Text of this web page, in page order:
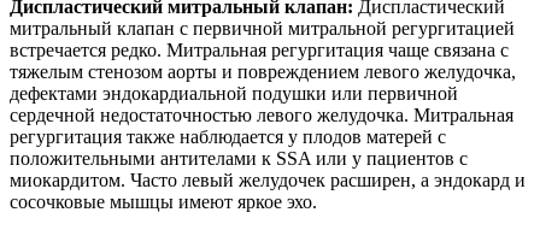
Диспластический митральный клапан: Диспластический
митральный клапан с первичной митральной регургитацией
встречается редко. Митральная регургитация чаще связана с
тяжелым стенозом аорты и повреждением левого желудочка,
дефектами эндокардиальной подушки или первичной
сердечной недостаточностью левого желудочка. Митральная
регургитация также наблюдается у плодов матерей с
положительными антителами к SSA или у пациентов с
миокардитом. Часто левый желудочек расширен, а эндокард и
сосочковые мышцы имеют яркое эхо.